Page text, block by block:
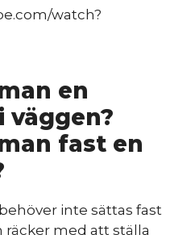
watch?
en
väggen?
fast en
inte sättas fast
räcker med att ställa